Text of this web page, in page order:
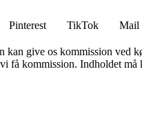
Pinterest TikTok Mail
kan give os kommission ved
få kommission. Indholdet